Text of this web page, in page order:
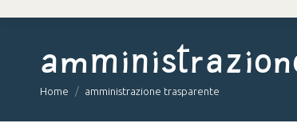
You are here:
Home amministrazione trasparente